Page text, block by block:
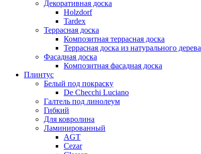
Декоративная доска
Holzdorf
Tardex
Террасная доска
Композитная террасная доска
Террасная доска из натурального дерева
Фасадная доска
Композитная фасадная доска
Плинтус
Белый под покраску
De Checchi Luciano
Галтель под линолеум
Гибкий
Для ковролина
Ламинированный
AGT
Cezar